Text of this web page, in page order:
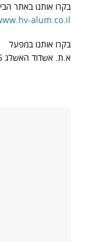
בקרו אותנו באתר
alum.co.il
בקרו אותנו במפעל
א.ת. אשדוד האשלג 5